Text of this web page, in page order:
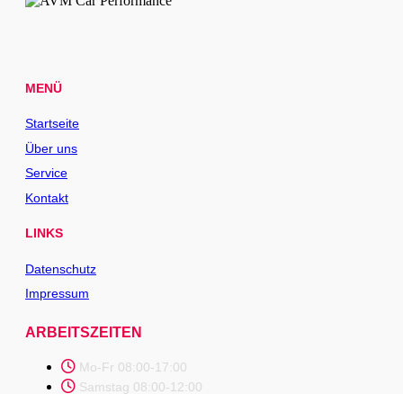
MENÜ
Startseite
Über uns
Service
Kontakt
LINKS
Datenschutz
Impressum
ARBEITSZEITEN
Mo-Fr 08:00-17:00
Samstag 08:00-12:00